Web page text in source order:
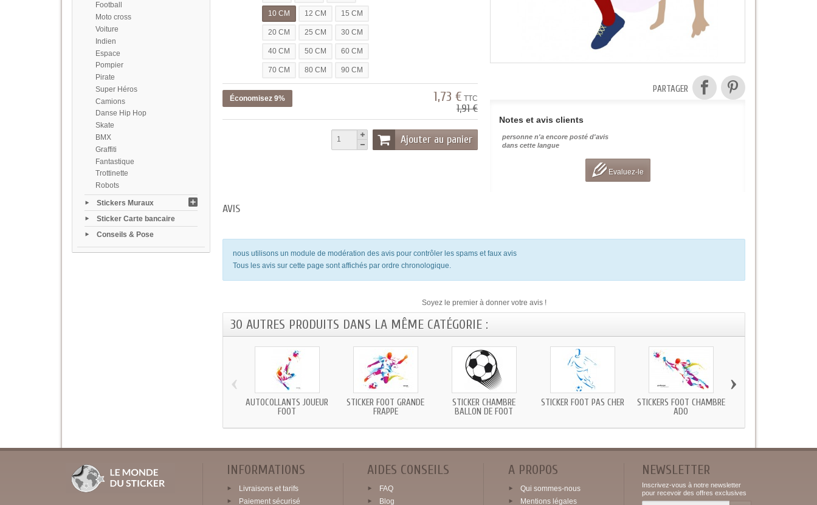
Football
Moto cross
Voiture
Indien
Espace
Pompier
Pirate
Super Héros
Camions
Danse Hip Hop
Skate
BMX
Graffiti
Fantastique
Trottinette
Robots
Stickers Muraux
Sticker Carte bancaire
Conseils & Pose
PARTAGER
Notes et avis clients
personne n'a encore posté d'avis
dans cette langue
Evaluez-le
10 CM 12 CM 15 CM
20 CM 25 CM 30 CM
40 CM 50 CM 60 CM
70 CM 80 CM 90 CM
Économisez 9% 1,73 € TTC
1,91 €
Ajouter au panier
AVIS
nous utilisons un module de modération des avis pour contrôler les spams et faux avis
Tous les avis sur cette page sont affichés par ordre chronologique.
Soyez le premier à donner votre avis !
30 AUTRES PRODUITS DANS LA MÊME CATÉGORIE :
AUTOCOLLANTS JOUEUR
FOOT
STICKER FOOT GRANDE
FRAPPE
STICKER CHAMBRE
BALLON DE FOOT
STICKER FOOT PAS CHER
STICKERS FOOT CHAMBRE
ADO
‹ ›
INFORMATIONS
Livraisons et tarifs
Paiement sécurisé
AIDES CONSEILS
FAQ
Blog
A PROPOS
Qui sommes-nous
Mentions légales
NEWSLETTER
Inscrivez-vous à notre newsletter
pour recevoir des offres exclusives